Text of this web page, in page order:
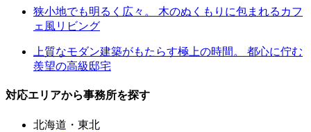
狭小地でも明るく広々。 木のぬくもりに包まれるカフ
ェ風リビング
上質なモダン建築がもたらす極上の時間。 都心に佇む
羨望の高級邸宅
対応エリアから事務所を探す
北海道・東北